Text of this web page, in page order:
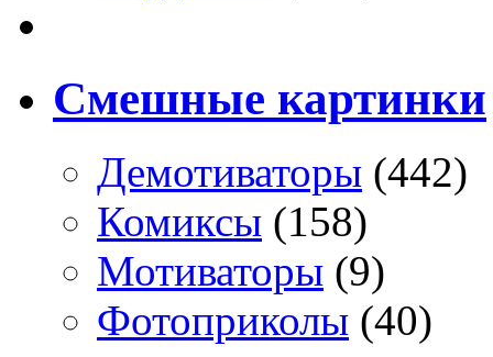
Смешные картинки
Демотиваторы (442)
Комиксы (158)
Мотиваторы (9)
Фотоприколы (40)